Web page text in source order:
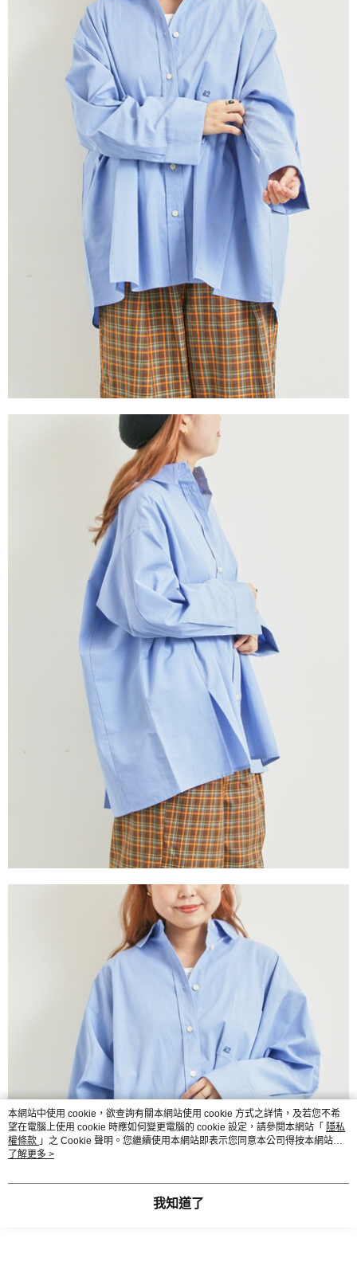
本網站中使用 cookie，欲查詢有關本網站使用 cookie 方式之詳情，及若您不希
望在電腦上使用 cookie 時應如何變更電腦的 cookie 設定，請參閱本網站「 隱私
權條款 」之 Cookie 聲明。您繼續使用本網站即表示您同意本公司得按本網站使
用條款之 Cookie 聲明使用 cookie。
了解更多 >
我知道了